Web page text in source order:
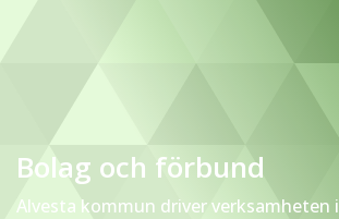
Bolag och förbund
Alvesta kommun driver verksamheten i